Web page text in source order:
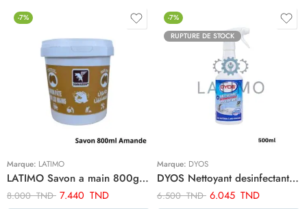
-7%
Marque: LATIMO
LATIMO Savon a main 800gr parfum amande ART03536
8.000TND 7.440 TND
-7%
RUPTURE DE STOCK
Marque: DYOS
DYOS Nettoyant desinfectant 500ml ART03366
6.500TND 6.045 TND